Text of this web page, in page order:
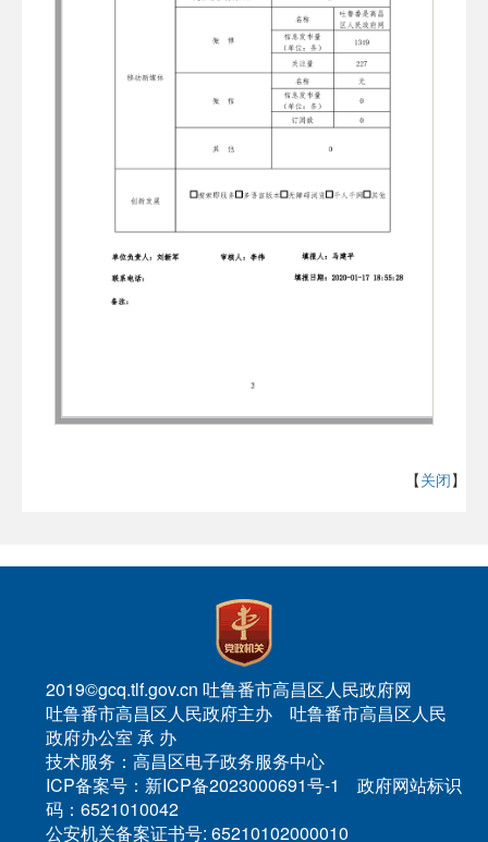
【关闭】
2019©gcq.tlf.gov.cn 吐鲁番市高昌区人民政府网
吐鲁番市高昌区人民政府主办 吐鲁番市高昌区人民
政府办公室 承 办
技术服务：高昌区电子政务服务中心
ICP备案号：新ICP备2023000691号-1 政府网站标识
码：6521010042
公安机关备案证书号: 65210102000010